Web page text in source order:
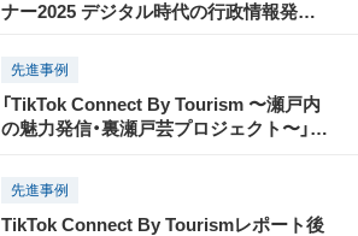
ナー2025 デジタル時代の行政情報発信」
ショート動画クリエイターや、偽・誤情報
に関する有識者の出演も決定
先進事例
「TikTok Connect By Tourism 〜瀬戸内
の魅力発信・裏瀬戸芸プロジェクト〜」開
先進事例
TikTok Connect By Tourismレポート後